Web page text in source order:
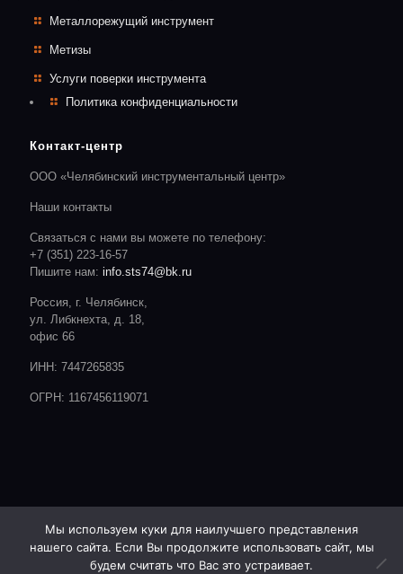
Металлорежущий инструмент
Метизы
Услуги поверки инструмента
Политика конфиденциальности
Контакт-центр
ООО «Челябинский инструментальный центр»
Наши контакты
Связаться с нами вы можете по телефону:
+7 (351) 223-16-57
Пишите нам: info.sts74@bk.ru
Россия, г. Челябинск,
ул. Либкнехта, д. 18,
офис 66
ИНН: 7447265835
ОГРН: 1167456119071
© 2020 CTC. Все права защищены.Сайт разработан студией:
ОТ А ДО Я | РЕКЛАМА | ЧЕЛЯБИНСК |- http://advert74.ru/
Мы используем куки для наилучшего представления
нашего сайта. Если Вы продолжите использовать сайт, мы
будем считать что Вас это устраивает.